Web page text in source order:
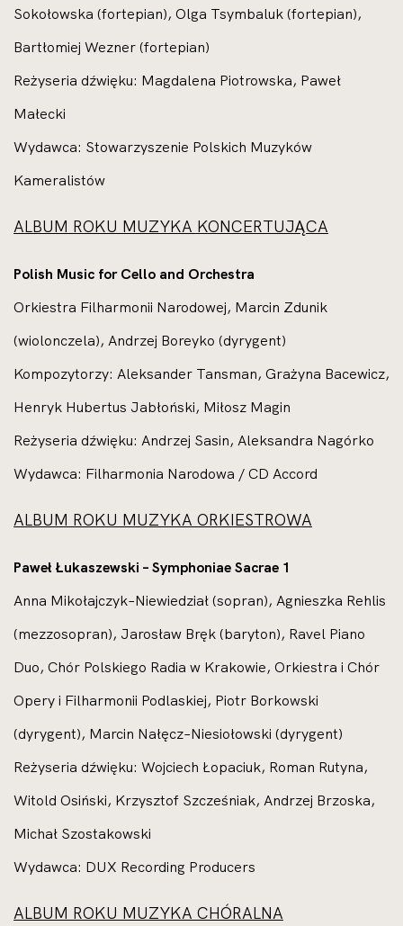
Sokołowska (fortepian), Olga Tsymbaluk (fortepian),
Bartłomiej Wezner (fortepian)
Reżyseria dźwięku: Magdalena Piotrowska, Paweł
Małecki
Wydawca: Stowarzyszenie Polskich Muzyków
Kameralistów
ALBUM ROKU MUZYKA KONCERTUJĄCA
Polish Music for Cello and Orchestra
Orkiestra Filharmonii Narodowej, Marcin Zdunik
(wiolonczela), Andrzej Boreyko (dyrygent)
Kompozytorzy: Aleksander Tansman, Grażyna Bacewicz,
Henryk Hubertus Jabłoński, Miłosz Magin
Reżyseria dźwięku: Andrzej Sasin, Aleksandra Nagórko
Wydawca: Filharmonia Narodowa / CD Accord
ALBUM ROKU MUZYKA ORKIESTROWA
Paweł Łukaszewski – Symphoniae Sacrae 1
Anna Mikołajczyk–Niewiedział (sopran), Agnieszka Rehlis
(mezzosopran), Jarosław Bręk (baryton), Ravel Piano
Duo, Chór Polskiego Radia w Krakowie, Orkiestra i Chór
Opery i Filharmonii Podlaskiej, Piotr Borkowski
(dyrygent), Marcin Nałęcz–Niesiołowski (dyrygent)
Reżyseria dźwięku: Wojciech Łopaciuk, Roman Rutyna,
Witold Osiński, Krzysztof Szcześniak, Andrzej Brzoska,
Michał Szostakowski
Wydawca: DUX Recording Producers
ALBUM ROKU MUZYKA CHÓRALNA